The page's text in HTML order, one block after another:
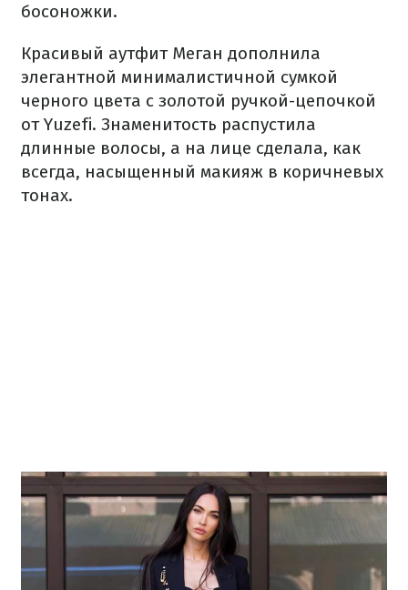
босоножки.
Красивый аутфит Меган дополнила
элегантной минималистичной сумкой
черного цвета с золотой ручкой-цепочкой
от Yuzefi. Знаменитость распустила
длинные волосы, а на лице сделала, как
всегда, насыщенный макияж в коричневых
тонах.